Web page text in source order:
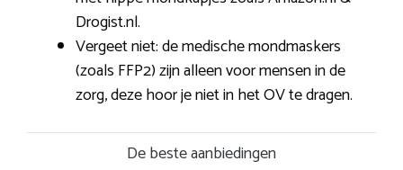
Drogist.nl.
Vergeet niet: de medische mondmaskers
(zoals FFP2) zijn alleen voor mensen in de
zorg, deze hoor je niet in het OV te dragen.
De beste aanbiedingen